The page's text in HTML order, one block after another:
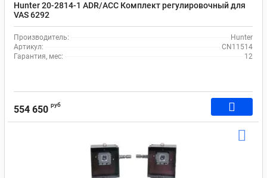
Hunter 20-2814-1 ADR/ACC Комплект регулировочный для
VAS 6292
Производитель:
Hunter
Артикул:
CN11514
Гарантия, мес:
12
554 650 руб